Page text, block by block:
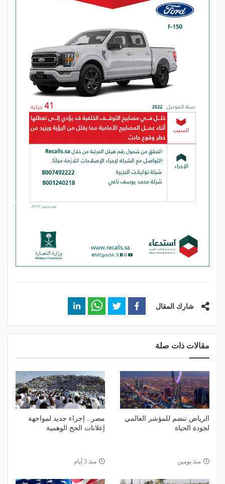
شارك المقال
مقالات ذات صلة
الرياض تنضم للمؤشر العالمي
لجودة الحياة
منذ يومين
مصر.. إجراء جديد لمواجهة
إعلانات الحج الوهمية
منذ 3 أيام